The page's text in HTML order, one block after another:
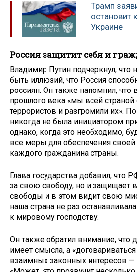
Трамп
остановит
Украине
Россия защитит себя и
Владимир Путин подчеркнул, что
быть иллюзий, что Россия
россиян. Он также напомнил, что
прошлого века «мы всей страной
террористов и разгромили их».
никогда не была инициатором
однако, когда это необходимо,
все меры для обеспечения своей
каждого гражданина страны.
Глава государства добавил, что
за свою свободу, но и защищает
свободы и в этом видит свою
наша страна не раз
к мировому господству.
Он также обратил внимание, что
имеет смысла, а
взаимных законных интересов